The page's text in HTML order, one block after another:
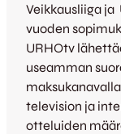
Veikkausliiga ja
vuoden
URHOtv
useamman
television ja
otteluiden